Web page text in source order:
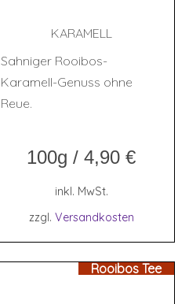
KARA­MELL
Sahniger Rooibos-
Karamell-Genuss ohne
Reue.
100g / 4,90 €
inkl. MwSt.
zzgl. Versandkosten
Rooibos Tee